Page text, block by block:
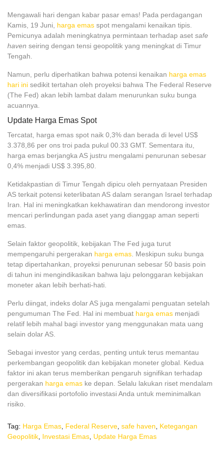
Mengawali hari dengan kabar pasar emas! Pada perdagangan
Kamis, 19 Juni, harga emas spot mengalami kenaikan tipis.
Pemicunya adalah meningkatnya permintaan terhadap aset safe
haven seiring dengan tensi geopolitik yang meningkat di Timur
Tengah.
Namun, perlu diperhatikan bahwa potensi kenaikan harga emas
hari ini sedikit tertahan oleh proyeksi bahwa The Federal Reserve
(The Fed) akan lebih lambat dalam menurunkan suku bunga
acuannya.
Update Harga Emas Spot
Tercatat, harga emas spot naik 0,3% dan berada di level US$
3.378,86 per ons troi pada pukul 00.33 GMT. Sementara itu,
harga emas berjangka AS justru mengalami penurunan sebesar
0,4% menjadi US$ 3.395,80.
Ketidakpastian di Timur Tengah dipicu oleh pernyataan Presiden
AS terkait potensi keterlibatan AS dalam serangan Israel terhadap
Iran. Hal ini meningkatkan kekhawatiran dan mendorong investor
mencari perlindungan pada aset yang dianggap aman seperti
emas.
Selain faktor geopolitik, kebijakan The Fed juga turut
mempengaruhi pergerakan harga emas . Meskipun suku bunga
tetap dipertahankan, proyeksi penurunan sebesar 50 basis poin
di tahun ini mengindikasikan bahwa laju pelonggaran kebijakan
moneter akan lebih berhati-hati.
Perlu diingat, indeks dolar AS juga mengalami penguatan setelah
pengumuman The Fed. Hal ini membuat harga emas menjadi
relatif lebih mahal bagi investor yang menggunakan mata uang
selain dolar AS.
Sebagai investor yang cerdas, penting untuk terus memantau
perkembangan geopolitik dan kebijakan moneter global. Kedua
faktor ini akan terus memberikan pengaruh signifikan terhadap
pergerakan harga emas ke depan. Selalu lakukan riset mendalam
dan diversifikasi portofolio investasi Anda untuk meminimalkan
risiko.
Tag: Harga Emas Federal Reserve safe haven
Ketegangan
Geopolitik Investasi Emas Update Harga Emas